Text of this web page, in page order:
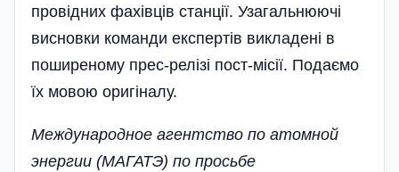
провідних фахівців станції. Узагальнюючі
висновки команди експертів викладені в
поширеному прес-релізі пост-місії. Подаємо
їх мовою оригіналу.
Международное агентство по атомной
энергии (МАГАТЭ) по просьбе